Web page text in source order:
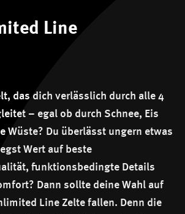
Line
das dich verlässlich durch alle 4
– egal ob durch Schnee, Eis
Wüste? Du überlässt ungern etwas
Wert auf beste
funktionsbedingte Details
Dann sollte deine Wahl auf
Line Zelte fallen. Denn die